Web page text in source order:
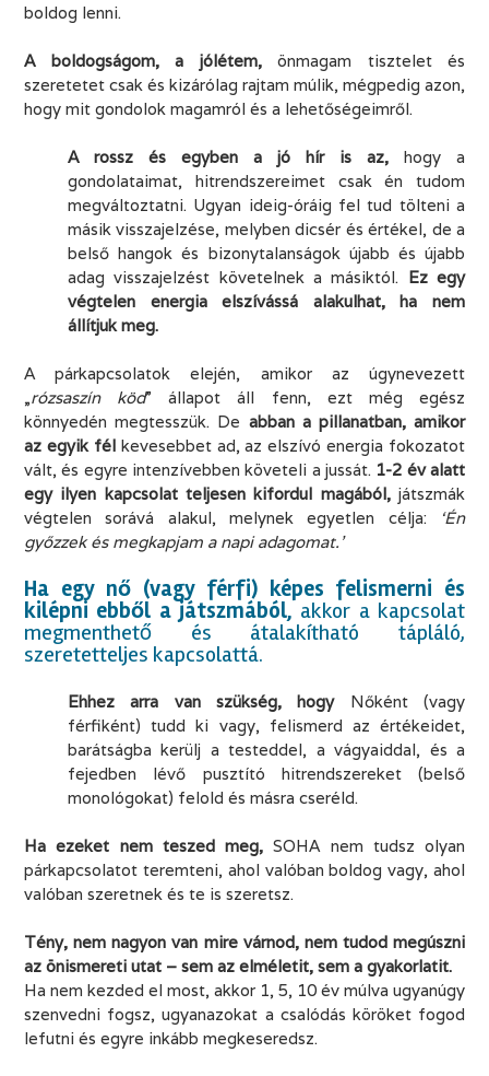
boldog lenni.
A boldogságom, a jólétem,önmagam tisztelet és
szeretetet csak és kizárólag rajtam múlik, mégpedig azon,
hogy mit gondolok magamról és a lehetőségeimről.
A rossz és egyben a jó hír is az, hogy a
gondolataimat, hitrendszereimet csak én tudom
megváltoztatni. Ugyan ideig-óráig fel tud tölteni a
másik visszajelzése, melyben dicsér és értékel, de a
belső hangok és bizonytalanságok újabb és újabb
adag visszajelzést követelnek a másiktól. Ez egy
végtelen energia elszívássá alakulhat, ha nem
állítjuk meg.
A párkapcsolatok elején, amikor az úgynevezett
„rózsaszín köd” állapot áll fenn, ezt még egész
könnyedén megtesszük. De abban a pillanatban, amikor
az egyik félkevesebbet ad, az elszívó energia fokozatot
vált, és egyre intenzívebben követeli a jussát. 1-2 év alatt
egy ilyen kapcsolat teljesen kifordul magából,játszmák
végtelen sorává alakul, melynek egyetlen célja:
‘Én
győzzek és megkapjam a napi adagomat.’
Ha egy nő (vagy férfi) képes felismerni és
kilépni ebből a játszmából,akkor a kapcsolat
megmenthető és átalakítható tápláló,
szeretetteljes kapcsolattá.
Ehhez arra van szükség, hogyNőként (vagy
férfiként) tudd ki vagy, felismerd az értékeidet,
barátságba kerülj a testeddel, a vágyaiddal, és a
fejedben lévő pusztító hitrendszereket (belső
monológokat) felold és másra cseréld.
Ha ezeket nem teszed meg, SOHA nem tudsz olyan
párkapcsolatot teremteni, ahol valóban boldog vagy, ahol
valóban szeretnek és te is szeretsz.
Tény, nem nagyon van mire várnod, nem tudod megúszni
az önismereti utat – sem az elméletit, sem a gyakorlatit.
Ha nem kezded el most, akkor 1, 5, 10 év múlva ugyanúgy
szenvedni fogsz, ugyanazokat a csalódás köröket fogod
lefutni és egyre inkább megkeseredsz.